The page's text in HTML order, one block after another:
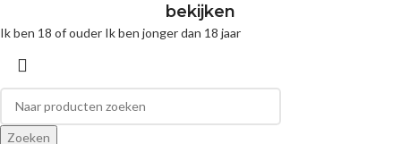
bekijken
Ik ben 18 of ouder Ik ben jonger dan 18 jaar
Zoeken